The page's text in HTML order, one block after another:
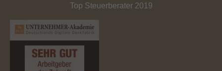
Top Steuerberater 2019